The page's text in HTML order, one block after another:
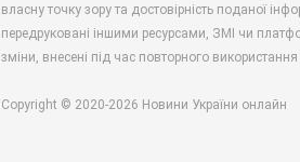
власну точку зору та достовірність поданої
передруковані іншими ресурсами, ЗМІ чи
зміни, внесені під час повторного використання
Copyright © 2020-2026 Новини України онлайн